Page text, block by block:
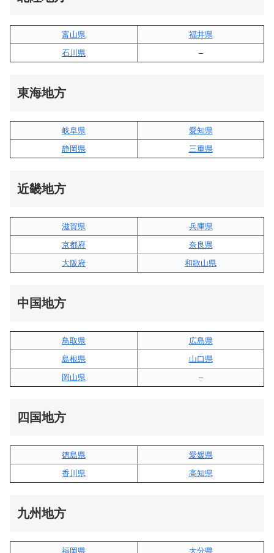
富山県
福井県
石川県
–
東海地方
岐阜県
愛知県
静岡県
三重県
近畿地方
滋賀県
兵庫県
京都府
奈良県
大阪府
和歌山県
中国地方
鳥取県
広島県
島根県
山口県
岡山県
–
四国地方
徳島県
愛媛県
香川県
高知県
九州地方
福岡県 大分県